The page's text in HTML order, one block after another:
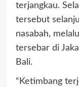
terjangkau.
tersebut
nasabah,
tersebar di
Bali.
“Ketimbang